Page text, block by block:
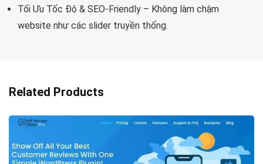
Tối Ưu Tốc Độ & SEO-Friendly – Không làm chậm
website như các slider truyền thống.
Related Products